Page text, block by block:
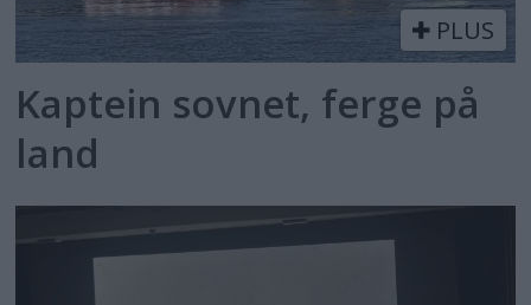
PLUS
Kaptein sovnet, ferge på
land